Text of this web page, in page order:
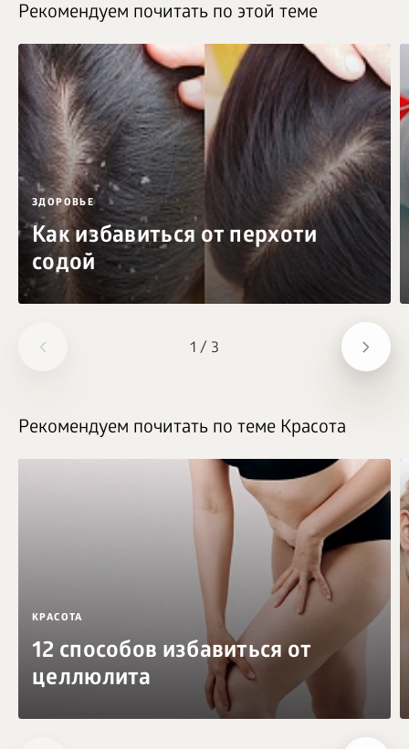
1 / 3
Рекомендуем почитать по этой теме
ЗДОРОВЬЕ
Как избавиться от перхоти
содой
Рекомендуем почитать по теме Красота
КРАСОТА
12 способов избавиться от
целлюлита